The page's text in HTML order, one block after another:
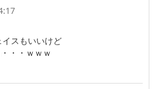
スもいいけど
・・ｗｗｗ